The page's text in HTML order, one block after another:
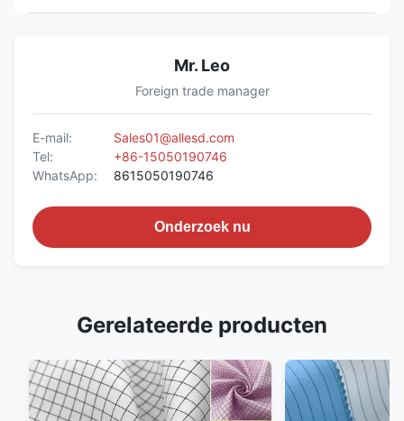
Mr. Leo
Foreign trade manager
E-mail:
Sales01@allesd.com
Tel:
+86-15050190746
WhatsApp:
8615050190746
Onderzoek nu
Gerelateerde producten